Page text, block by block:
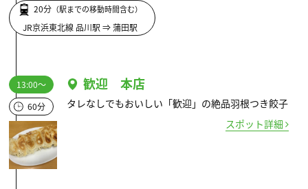
20分 （駅までの移動時間含む）
JR京浜東北線 品川駅 ⇒ 蒲田駅
13:00～
60分
歓迎 本店
タレなしでもおいしい「歓迎」の絶品羽根つき餃子
スポット詳細